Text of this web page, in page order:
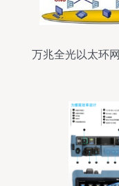
万兆全光以太环